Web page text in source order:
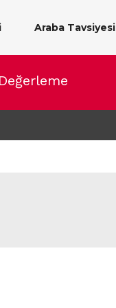
Araba Tavsiyesi